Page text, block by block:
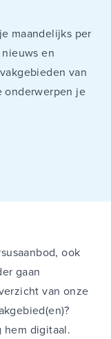
maandelijks per
en
van
onderwerpen je
ook
gaan
van onze
hem digitaal.